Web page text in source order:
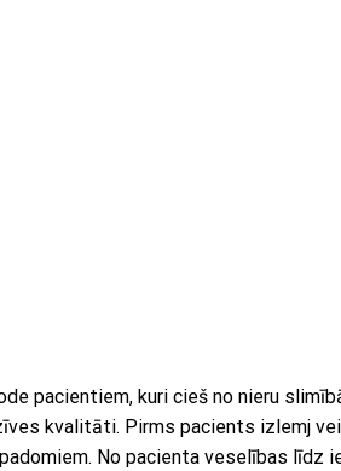
pacientiem, kuri cieš no nieru
kvalitāti. Pirms pacients izlemj
No pacienta veselības līdz